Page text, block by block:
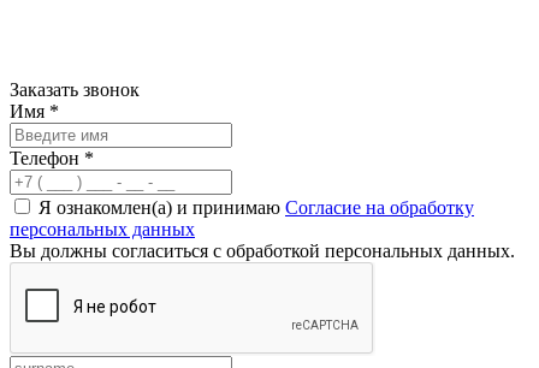
Заказать звонок
Имя *
Телефон *
Я ознакомлен(а) и принимаю Согласие на обработку
персональных данных
Вы должны согласиться с обработкой персональных данных.